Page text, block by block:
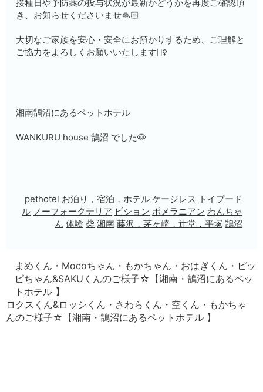
接種日や予防薬の投与状況が最新かどうかを再度ご確認頂
き、お知らせくださいませ🙏🏻
大切なご家族を安心・安全にお預かりするため、ご理解と
ご協力をよろしくお願いいたします🙇‍♀️
湘南鵠沼にあるペットホテル
WANKURU house 鵠沼 でした🐶
pethotel お泊り，宿泊，ホテル ケージレス トイプード
ル ノーフォークテリア ビション ポメラニアン わんちゃ
ん 体験 柴 湘南 藤沢，茅ヶ崎，辻堂，平塚 鵠沼
まめくん・Mocoちゃん・もかちゃん・おはぎくん・ピッ
ピちゃん&SAKUくんのご様子☆【湘南・鵠沼にあるペッ
トホテル 】
ロクスくん&ロッシくん・さわらくん・空くん・もかちゃ
んのご様子☆【湘南・鵠沼にあるペットホテル 】